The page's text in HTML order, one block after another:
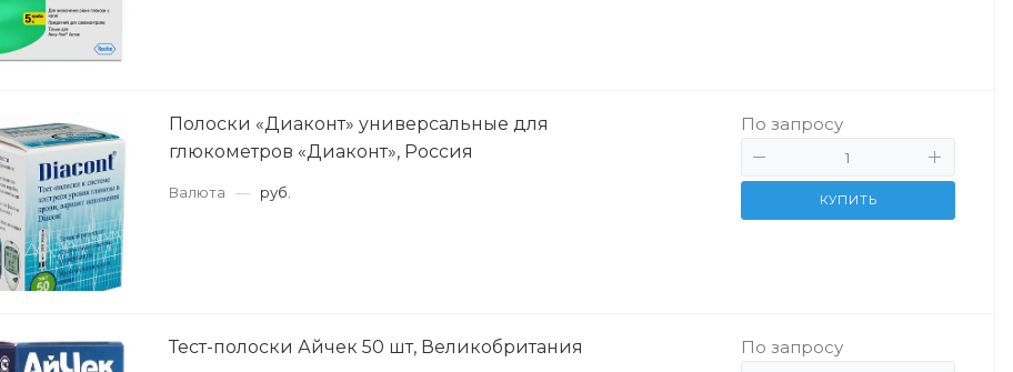
Полоски «Диаконт» универсальные для
глюкометров «Диаконт», Россия
Валюта — руб.
По запросу
КУПИТЬ
Тест-полоски Айчек 50 шт, Великобритания По запросу